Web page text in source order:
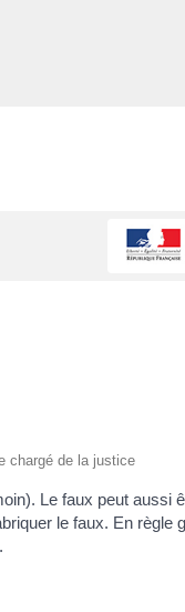
chargé de la justice
Le faux peut aussi
le faux. En règle